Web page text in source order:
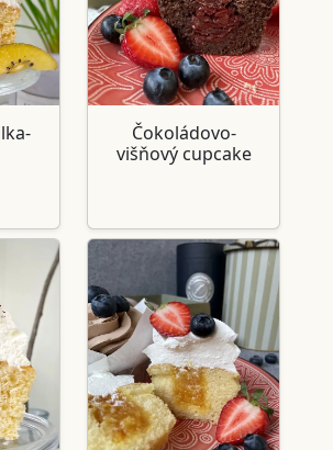
Čokoládovo-
višňový cupcake